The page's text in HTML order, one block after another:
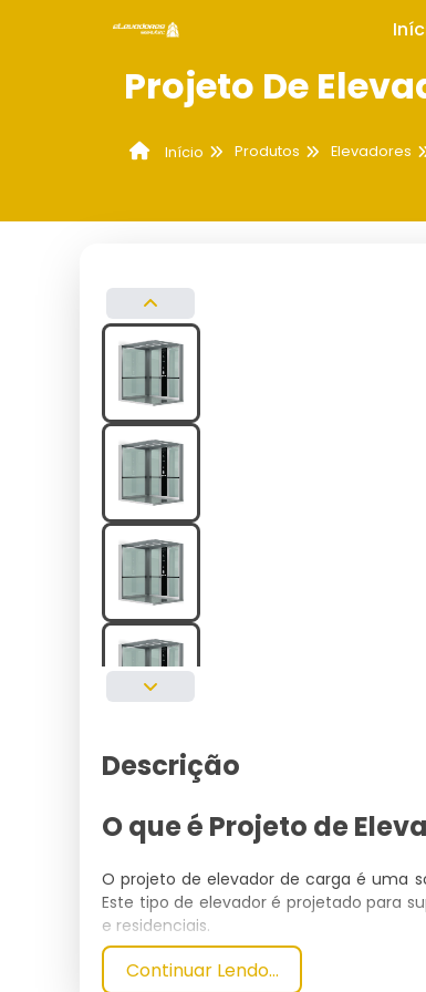
Projeto De
Início Produtos Elevadores
Descrição
O que é Projeto de
O projeto de elevador de carga é uma
Este tipo de elevador é projetado para
e residenciais.
Especificações Técnicas
Continuar Lendo...